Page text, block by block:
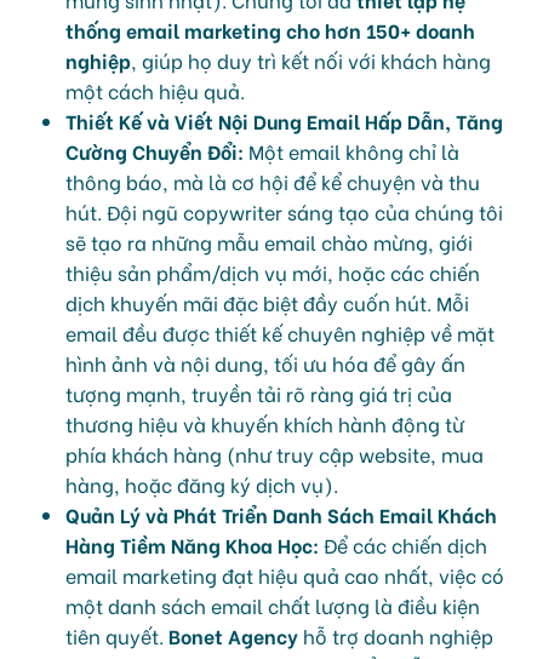
thống email marketing cho hơn 150+ doanh
nghiệp, giúp họ duy trì kết nối với khách hàng
một cách hiệu quả.
Thiết Kế và Viết Nội Dung Email Hấp Dẫn, Tăng
Cường Chuyển Đổi: Một email không chỉ là
thông báo, mà là cơ hội để kể chuyện và thu
hút. Đội ngũ copywriter sáng tạo của chúng tôi
sẽ tạo ra những mẫu email chào mừng, giới
thiệu sản phẩm/dịch vụ mới, hoặc các chiến
dịch khuyến mãi đặc biệt đầy cuốn hút. Mỗi
email đều được thiết kế chuyên nghiệp về mặt
hình ảnh và nội dung, tối ưu hóa để gây ấn
tượng mạnh, truyền tải rõ ràng giá trị của
thương hiệu và khuyến khích hành động từ
phía khách hàng (như truy cập website, mua
hàng, hoặc đăng ký dịch vụ).
Quản Lý và Phát Triển Danh Sách Email Khách
Hàng Tiềm Năng Khoa Học: Để các chiến dịch
email marketing đạt hiệu quả cao nhất, việc có
một danh sách email chất lượng là điều kiện
tiên quyết. Bonet Agency hỗ trợ doanh nghiệp